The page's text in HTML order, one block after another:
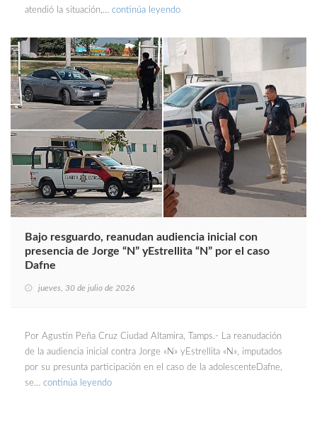
atendió la situación,… continúa leyendo
Bajo resguardo, reanudan audiencia inicial con
presencia de Jorge “N” yEstrellita “N” por el caso
Dafne
jueves, 30 de julio de 2026
Por Agustín Peña Cruz Ciudad Altamira, Tamps.- La reanudación
de la audiencia inicial contra Jorge «N» yEstrellita «N», imputados
por su presunta participación en el caso de la adolescenteDafne,
se… continúa leyendo